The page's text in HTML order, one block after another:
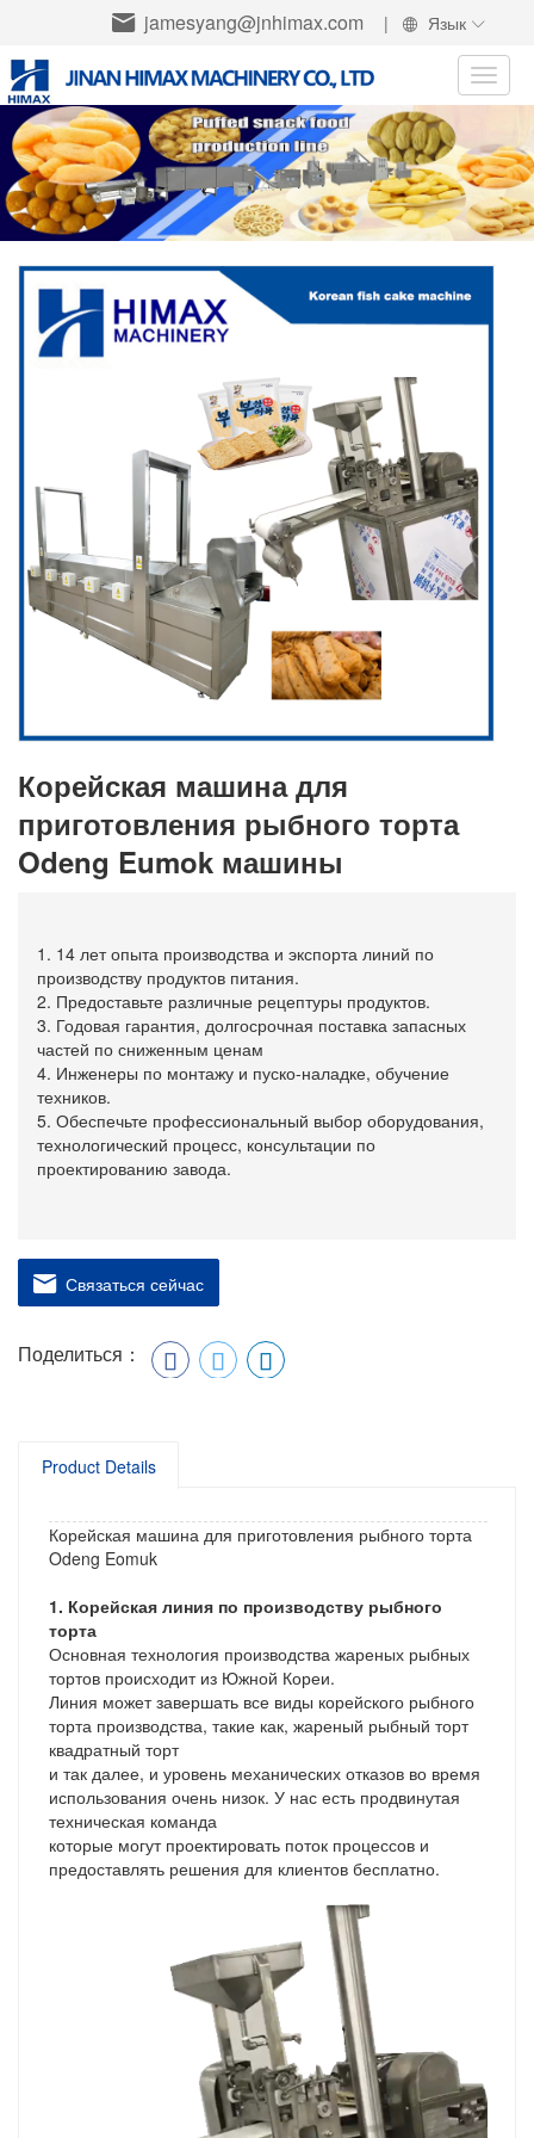
jamesyang@jnhimax.com | Язык
Toggle
Корейская машина для
приготовления рыбного торта
Odeng Eumok машины
1. 14 лет опыта производства и экспорта линий по
производству продуктов питания.
2. Предоставьте различные рецептуры продуктов.
3. Годовая гарантия, долгосрочная поставка запасных
частей по сниженным ценам
4. Инженеры по монтажу и пуско-наладке, обучение
техников.
5. Обеспечьте профессиональный выбор оборудования,
технологический процесс, консультации по
проектированию завода.
Связаться сейчас
Поделиться：
Product Details
Корейская машина для приготовления рыбного торта
Odeng Eomuk
1. Корейская линия по производству рыбного
торта
Основная технология производства жареных рыбных
тортов происходит из Южной Кореи.
Линия может завершать все виды корейского рыбного
торта производства, такие как, жареный рыбный торт
квадратный торт
и так далее, и уровень механических отказов во время
использования очень низок. У нас есть продвинутая
техническая команда
которые могут проектировать поток процессов и
предоставлять решения для клиентов бесплатно.